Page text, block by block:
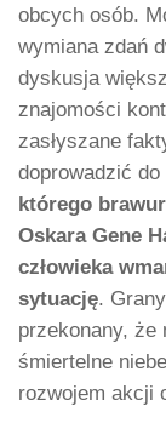
obcych osób.
wymiana zdań
dyskusja
znajomości
zasłyszane
doprowadzić
którego
Oskara Gene
człowieka
sytuację.
przekonany, że
śmiertelne
rozwojem akcji